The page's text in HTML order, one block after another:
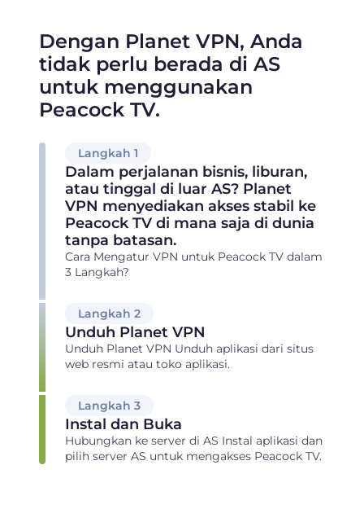
Dengan Planet VPN, Anda
tidak perlu berada di AS
untuk menggunakan
Peacock TV.
Langkah 1
Dalam perjalanan bisnis, liburan,
atau tinggal di luar AS? Planet
VPN menyediakan akses stabil ke
Peacock TV di mana saja di dunia
tanpa batasan.
Cara Mengatur VPN untuk Peacock TV dalam
3 Langkah?
Langkah 2
Unduh Planet VPN
Unduh Planet VPN Unduh aplikasi dari situs
web resmi atau toko aplikasi.
Langkah 3
Instal dan Buka
Hubungkan ke server di AS Instal aplikasi dan
pilih server AS untuk mengakses Peacock TV.